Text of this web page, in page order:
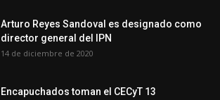
Arturo Reyes Sandoval es designado como
director general del IPN
14 de diciembre de 2020
Encapuchados toman el CECyT 13